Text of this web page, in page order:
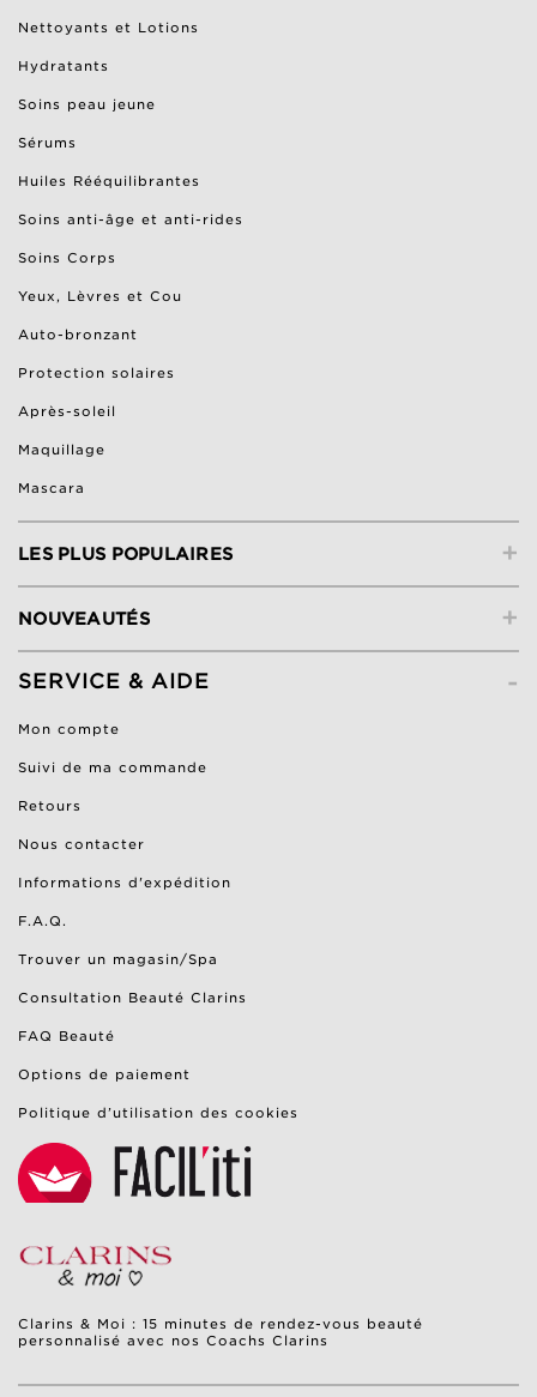
Nettoyants et Lotions
Hydratants
Soins peau jeune
Sérums
Huiles Rééquilibrantes
Soins anti-âge et anti-rides
Soins Corps
Yeux, Lèvres et Cou
Auto-bronzant
Protection solaires
Après-soleil
Maquillage
Mascara
+
LES PLUS POPULAIRES
+
NOUVEAUTÉS
-
SERVICE & AIDE
Mon compte
Suivi de ma commande
Retours
Nous contacter
Informations d'expédition
F.A.Q.
Trouver un magasin/Spa
Consultation Beauté Clarins
FAQ Beauté
Options de paiement
Politique d’utilisation des cookies
Clarins & Moi : 15 minutes de rendez-vous beauté
personnalisé avec nos Coachs Clarins